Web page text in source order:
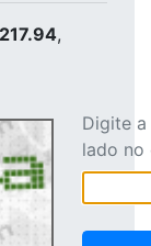
,
Digite
lado no